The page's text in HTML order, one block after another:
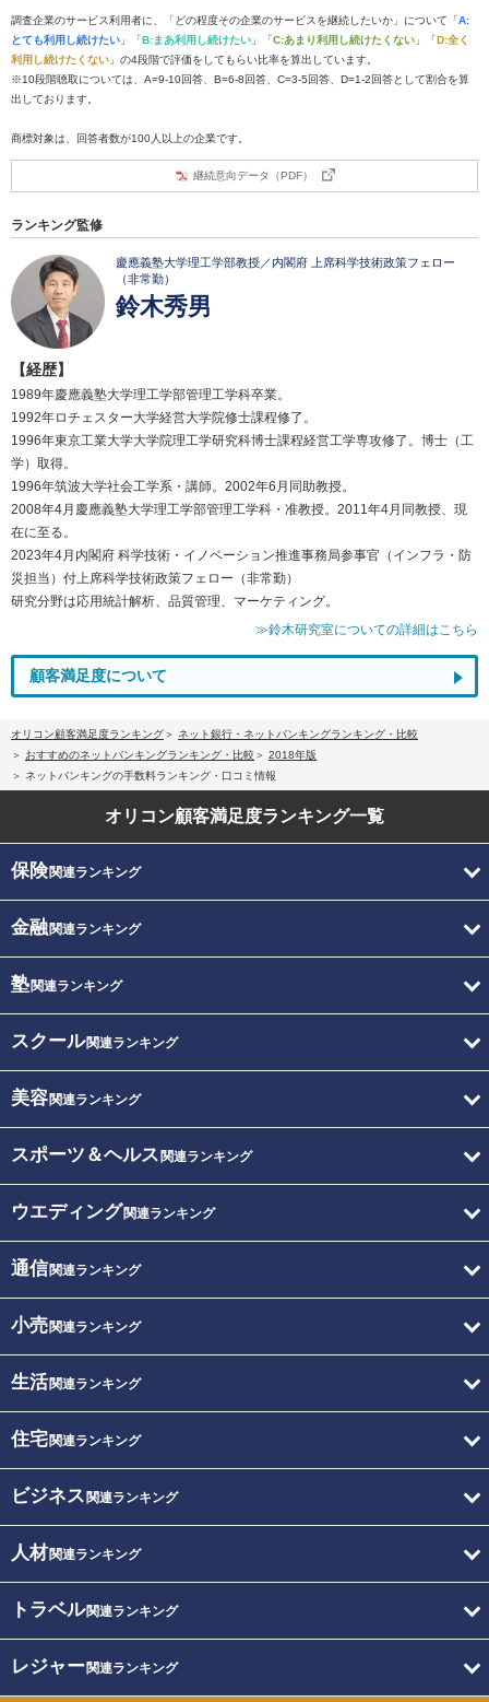
調査企業のサービス利用者に、「どの程度その企業のサービスを継続したいか」について「A:
とても利用し続けたい 」「B:まあ利用し続けたい 」「C:あまり利用し続けたくない 」「D:全く
利用し続けたくない 」の4段階で評価をしてもらい比率を算出しています。
※10段階聴取については、A=9-10回答、B=6-8回答、C=3-5回答、D=1-2回答として割合を算
出しております。
商標対象は、回答者数が100人以上の企業です。
継続意向データ（PDF）
ランキング監修
慶應義塾大学理工学部教授／内閣府 上席科学技術政策フェロー
（非常勤）
鈴木秀男
【経歴】
1989年慶應義塾大学理工学部管理工学科卒業。
1992年ロチェスター大学経営大学院修士課程修了。
1996年東京工業大学大学院理工学研究科博士課程経営工学専攻修了。博士（工
学）取得。
1996年筑波大学社会工学系・講師。2002年6月同助教授。
2008年4月慶應義塾大学理工学部管理工学科・准教授。2011年4月同教授、現
在に至る。
2023年4月内閣府 科学技術・イノベーション推進事務局参事官（インフラ・防
災担当）付上席科学技術政策フェロー（非常勤）
研究分野は応用統計解析、品質管理、マーケティング。
≫鈴木研究室についての詳細はこちら
顧客満足度について
オリコン顧客満足度ランキング
ネット銀行・ネットバンキングランキング・比較
おすすめのネットバンキングランキング・比較
2018年版
ネットバンキングの手数料ランキング・口コミ情報
オリコン顧客満足度ランキング一覧
保険関連ランキング
金融関連ランキング
塾関連ランキング
スクール関連ランキング
美容関連ランキング
スポーツ＆ヘルス 関連ランキング
ウエディング関連ランキング
通信関連ランキング
小売関連ランキング
生活関連ランキング
住宅関連ランキング
ビジネス 関連ランキング
人材関連ランキング
トラベル関連ランキング
レジャー関連ランキング